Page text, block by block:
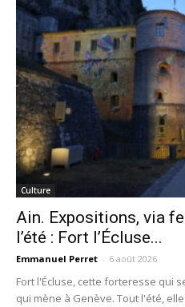
Culture
Ain. Expositions, via
l’été : Fort l’Écluse...
Emmanuel Perret - 6 août 2026
Fort l'Écluse, cette forteresse qui
qui mène à Genève. Tout l'été,